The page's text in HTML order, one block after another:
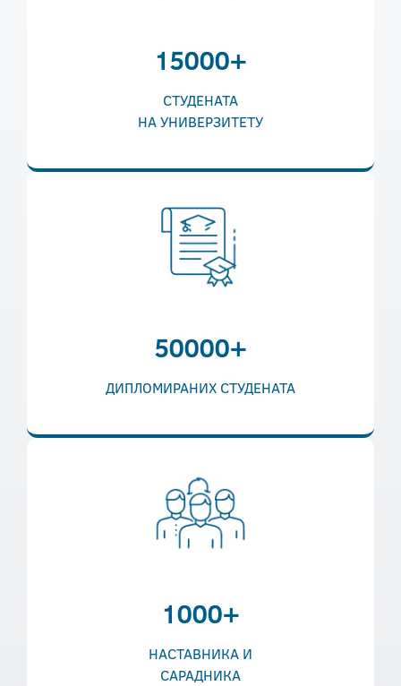
15000+
СТУДЕНАТА
НА УНИВЕРЗИТЕТУ
50000+
ДИПЛОМИРАНИХ СТУДЕНАТА
1000+
НАСТАВНИКА И
САРАДНИКА